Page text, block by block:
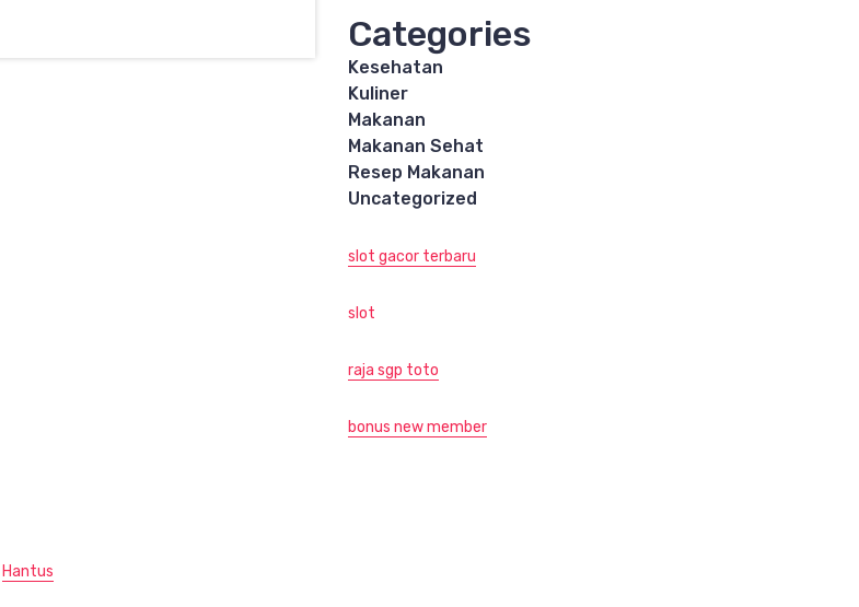
Categories
Kesehatan
Kuliner
Makanan
Makanan Sehat
Resep Makanan
Uncategorized
slot gacor terbaru
slot
raja sgp toto
bonus new member
Hantus